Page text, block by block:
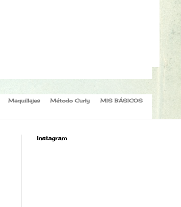
Maquillajes Método Curly
MIS BÁSICOS
Instagram